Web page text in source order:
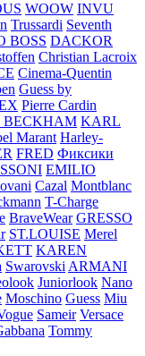
WOOW INVU
Trussardi Seventh
BOSS DACKOR
Christian Lacroix
Cinema-Quentin
Guess by
Pierre Cardin
BECKHAM KARL
Marant Harley-
FRED Фиксики
EMILIO
Cazal Montblanc
T-Charge
BraveWear GRESSO
ST.LOUISE Merel
KAREN
Swarovski ARMANI
Juniorlook Nano
Moschino Guess Miu
Sameir Versace
Tommy